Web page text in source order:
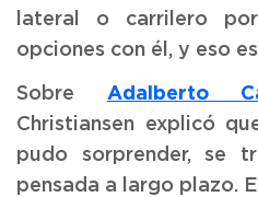
lateral o carrilero por
opciones con él, y eso
Sobre Adalberto
Christiansen explicó
pudo sorprender, se
pensada a largo plazo.